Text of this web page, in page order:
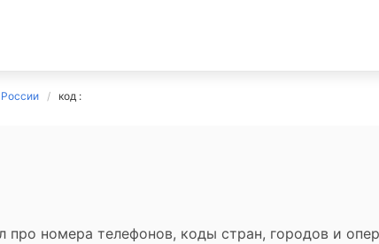
код :
про номера телефонов, коды стран, городов и